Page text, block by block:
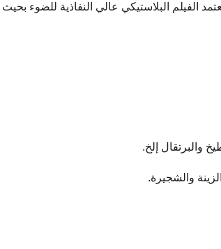
الفيلم البلاستيكي عالي النفاذية للضوء